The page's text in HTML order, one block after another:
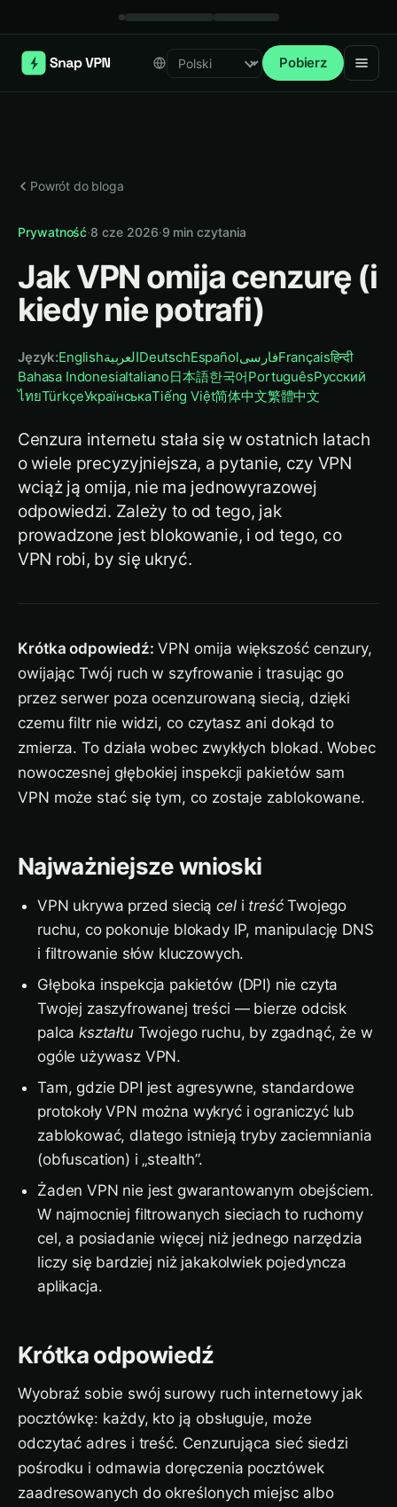
Select language Pobierz
Powrót do bloga
Prywatność·8 cze 2026·9 min czytania
Jak VPN omija cenzurę (i
kiedy nie potrafi)
Język:EnglishالعربيةDeutschEspañolفارسیFrançaisहिन्दी
Bahasa IndonesiaItaliano日本語한국어PortuguêsРусский
ไทยTürkçeУкраїнськаTiếng Việt简体中文繁體中文
Cenzura internetu stała się w ostatnich latach
o wiele precyzyjniejsza, a pytanie, czy VPN
wciąż ją omija, nie ma jednowyrazowej
odpowiedzi. Zależy to od tego, jak
prowadzone jest blokowanie, i od tego, co
VPN robi, by się ukryć.
Krótka odpowiedź: VPN omija większość cenzury,
owijając Twój ruch w szyfrowanie i trasując go
przez serwer poza ocenzurowaną siecią, dzięki
czemu filtr nie widzi, co czytasz ani dokąd to
zmierza. To działa wobec zwykłych blokad. Wobec
nowoczesnej głębokiej inspekcji pakietów sam
VPN może stać się tym, co zostaje zablokowane.
Najważniejsze wnioski
VPN ukrywa przed sieciąceli treśćTwojego
ruchu, co pokonuje blokady IP, manipulację DNS
i filtrowanie słów kluczowych.
Głęboka inspekcja pakietów (DPI) nie czyta
Twojej zaszyfrowanej treści — bierze odcisk
palcakształtuTwojego ruchu, by zgadnąć, że w
ogóle używasz VPN.
Tam, gdzie DPI jest agresywne, standardowe
protokoły VPN można wykryć i ograniczyć lub
zablokować, dlatego istnieją tryby zaciemniania
(obfuscation) i „stealth”.
Żaden VPN nie jest gwarantowanym obejściem.
W najmocniej filtrowanych sieciach to ruchomy
cel, a posiadanie więcej niż jednego narzędzia
liczy się bardziej niż jakakolwiek pojedyncza
aplikacja.
Krótka odpowiedź
Wyobraź sobie swój surowy ruch internetowy jak
pocztówkę: każdy, kto ją obsługuje, może
odczytać adres i treść. Cenzurująca sieć siedzi
pośrodku i odmawia doręczenia pocztówek
zaadresowanych do określonych miejsc albo